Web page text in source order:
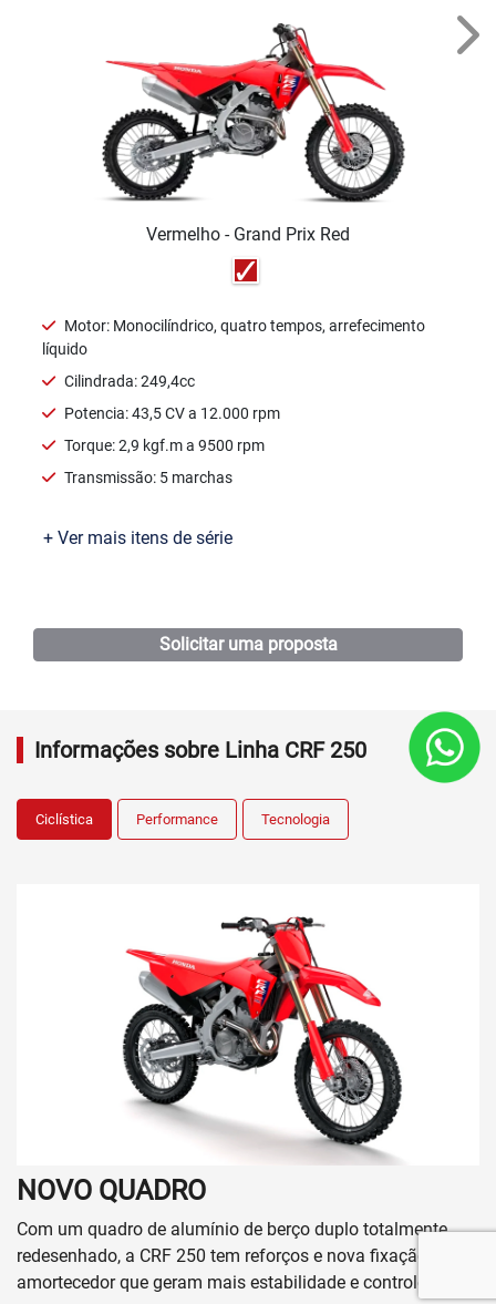
Vermelho - Grand Prix Red
Motor: Monocilíndrico, quatro tempos, arrefecimento
líquido
Cilindrada: 249,4cc
Potencia: 43,5 CV a 12.000 rpm
Torque: 2,9 kgf.m a 9500 rpm
Transmissão: 5 marchas
+ Ver mais itens de série
Solicitar uma proposta
Informações sobre Linha CRF 250
Ciclística Performance Tecnologia
NOVO QUADRO
Com um quadro de alumínio de berço duplo totalmente
redesenhado, a CRF 250 tem reforços e nova fixação do
amortecedor que geram mais estabilidade e controle nas